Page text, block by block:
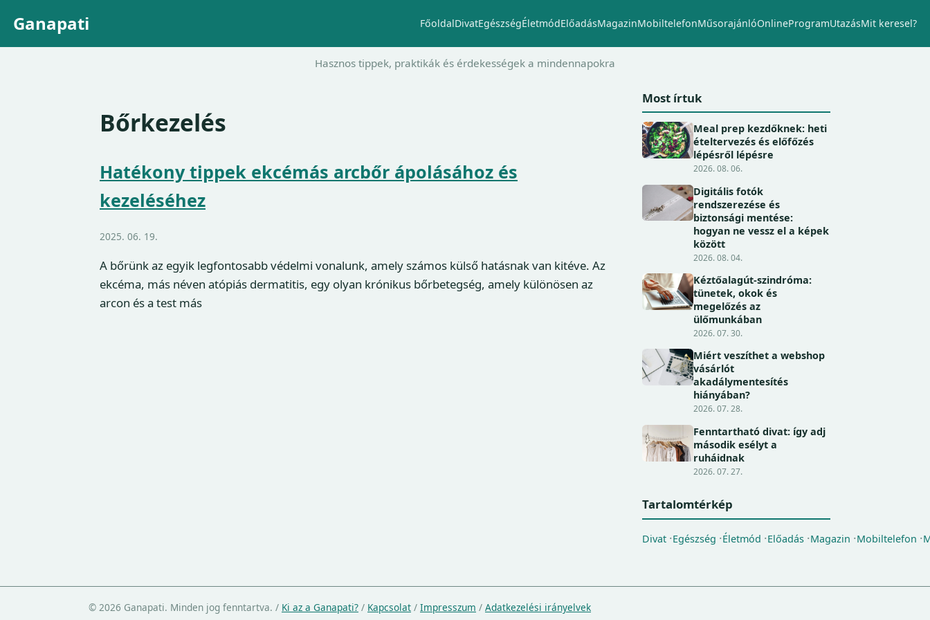
Ganapati FőoldalDivatEgészségÉletmódElőadásMagazinMobiltelefonMűsorajánlóOnlineProgramUtazásMit keresel?
Hasznos tippek, praktikák és érdekességek a mindennapokra
Bőrkezelés
Hatékony tippek ekcémás arcbőr ápolásához és
kezeléséhez
2025. 06. 19.
A bőrünk az egyik legfontosabb védelmi vonalunk, amely számos külső hatásnak van kitéve. Az
ekcéma, más néven atópiás dermatitis, egy olyan krónikus bőrbetegség, amely különösen az
arcon és a test más
Most írtuk
Meal prep kezdőknek: heti
ételtervezés és előfőzés
lépésről lépésre
2026. 08. 06.
Digitális fotók
rendszerezése és
biztonsági mentése:
hogyan ne vessz el a képek
között
2026. 08. 04.
Kéztőalagút-szindróma:
tünetek, okok és
megelőzés az
ülőmunkában
2026. 07. 30.
Miért veszíthet a webshop
vásárlót
akadálymentesítés
hiányában?
2026. 07. 28.
Fenntartható divat: így adj
második esélyt a
ruháidnak
2026. 07. 27.
Tartalomtérkép
Divat Egészség Életmód Előadás Magazin Mobiltelefon
© 2026 Ganapati. Minden jog fenntartva. / Ki az a Ganapati? / Kapcsolat / Impresszum / Adatkezelési irányelvek